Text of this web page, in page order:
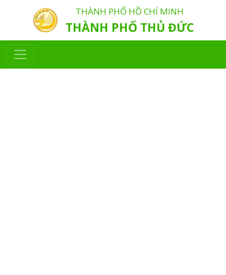
THÀNH PHỐ HỒ CHÍ MINH
THÀNH PHỐ THỦ ĐỨC